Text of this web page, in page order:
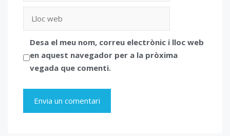
Desa el meu nom, correu electrònic i lloc web
en aquest navegador per a la pròxima
vegada que comenti.